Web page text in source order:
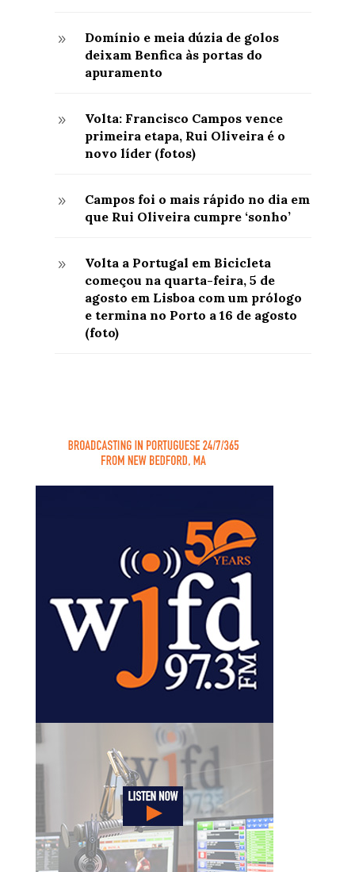
9
Domínio e meia dúzia de golos
deixam Benfica às portas do
apuramento
9
Volta: Francisco Campos vence
primeira etapa, Rui Oliveira é o
novo líder (fotos)
9
Campos foi o mais rápido no dia em
que Rui Oliveira cumpre ‘sonho’
9
Volta a Portugal em Bicicleta
começou na quarta-feira, 5 de
agosto em Lisboa com um prólogo
e termina no Porto a 16 de agosto
(foto)